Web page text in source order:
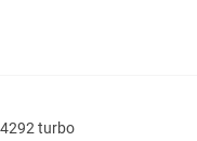
turbo